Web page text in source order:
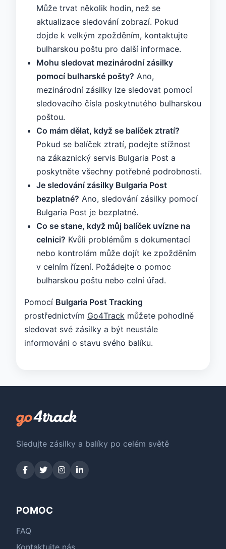
Může trvat několik hodin, než se
aktualizace sledování zobrazí. Pokud
dojde k velkým zpožděním, kontaktujte
bulharskou poštu pro další informace.
Mohu sledovat mezinárodní zásilky
pomocí bulharské pošty? Ano,
mezinárodní zásilky lze sledovat pomocí
sledovacího čísla poskytnutého bulharskou
poštou.
Co mám dělat, když se balíček ztratí?
Pokud se balíček ztratí, podejte stížnost
na zákaznický servis Bulgaria Post a
poskytněte všechny potřebné podrobnosti.
Je sledování zásilky Bulgaria Post
bezplatné? Ano, sledování zásilky pomocí
Bulgaria Post je bezplatné.
Co se stane, když můj balíček uvízne na
celnici? Kvůli problémům s dokumentací
nebo kontrolám může dojít ke zpožděním
v celním řízení. Požádejte o pomoc
bulharskou poštu nebo celní úřad.
Pomocí Bulgaria Post Tracking
prostřednictvím Go4Track můžete pohodlně
sledovat své zásilky a být neustále
informováni o stavu svého balíku.
Sledujte zásilky a balíky po celém světě
POMOC
FAQ
Kontaktujte nás